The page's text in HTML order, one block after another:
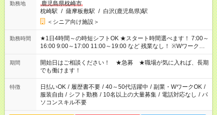
勤務地
鹿児島県枕崎市
枕崎駅 / 薩摩板敷駅 / 白沢(鹿児島県)駅
＜シニア向け施設＞
勤務時間
★1日4時間～の時短シフトOK ★スタート時間選べます！ 7:00～
16:00 9:00～17:00 11:00～19:00 など 残業なし！ ※Wワークの
場合、他のお仕事と合わせ週40時間超の就業はご案内できませ
ん ※法令に基づき、週20時間以上勤務は社会保険への加入対象
となります ※労働者派遣法（日雇い派遣の原則禁止）により、
短時間・短期間の就業はご案内が難しい場合があります
期間
開始日はご相談ください！ ★急募 ★職場が気に入れば、長期
でも働けます！
特徴 日払いOK / 履歴書不要 / 40～50代活躍中 / 副業・WワークOK /
服装自由 / シフト勤務 / 10名以上の大量募集 / 電話対応なし / パ
ソコンスキル不要